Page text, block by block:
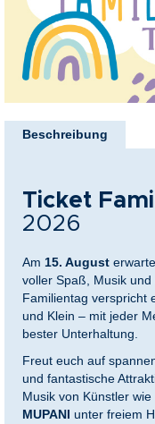
Anfang
Beschreibung
Ticket
2026
Am 15. August
voller Spaß, Musik
Familientag verspricht
und Klein – mit jeder
bester Unterhaltung.
Freut euch auf
und fantastische
Musik von Künstler wie
MUPANI unter freiem
für Paare
für Familien